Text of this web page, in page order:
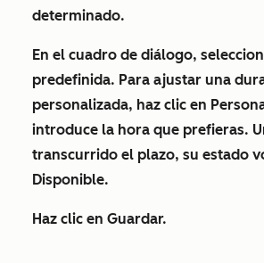
determinado.
En el cuadro de diálogo,
predefinida. Para ajustar una
personalizada, haz clic en
introduce la hora que prefieras.
transcurrido el plazo, su estado
Disponible.
Haz clic en Guardar.